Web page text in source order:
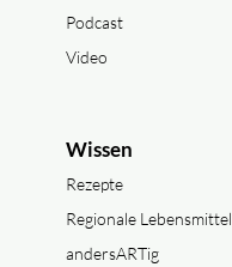
Podcast
Video
Wissen
Rezepte
Regionale Lebensmittel
andersARTig